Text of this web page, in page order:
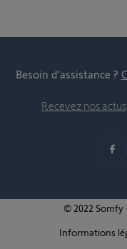
Besoin d’assistance ?
Recevez nos
© 2022 Somfy
Informations